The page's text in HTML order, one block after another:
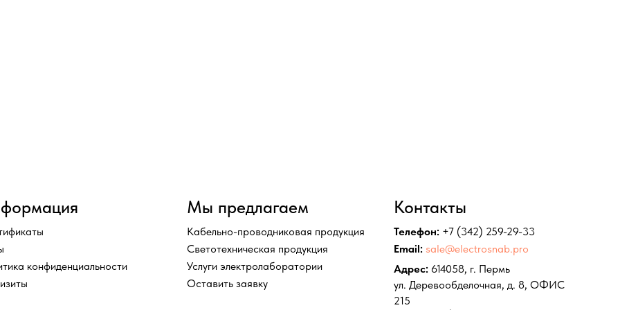
конфиденциальности
Мы предлагаем
Кабельно-проводниковая продукция
Светотехническая продукция
Услуги электролаборатории
Оставить заявку
Контакты
Телефон: +7 (342) 259-29-33
Email: sale@electrosnab.pro
Адрес: 614058, г. Пермь
ул. Деревообделочная, д. 8, ОФИС
215